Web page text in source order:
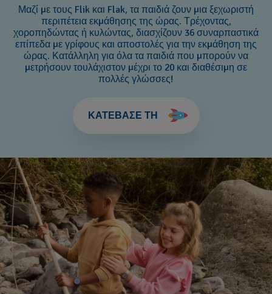
Μαζί με τους Flik και Flak, τα παιδιά ζουν μια ξεχωριστή
περιπέτεια εκμάθησης της ώρας. Τρέχοντας,
χοροπηδώντας ή κυλώντας, διασχίζουν 36 συναρπαστικά
επίπεδα με γρίφους και αποστολές για την εκμάθηση της
ώρας. Κατάλληλη για όλα τα παιδιά που μπορούν να
μετρήσουν τουλάχιστον μέχρι το 20 και διαθέσιμη σε
πολλές γλώσσες!
ΚΑΤΕΒΑΣΕ ΤΗ